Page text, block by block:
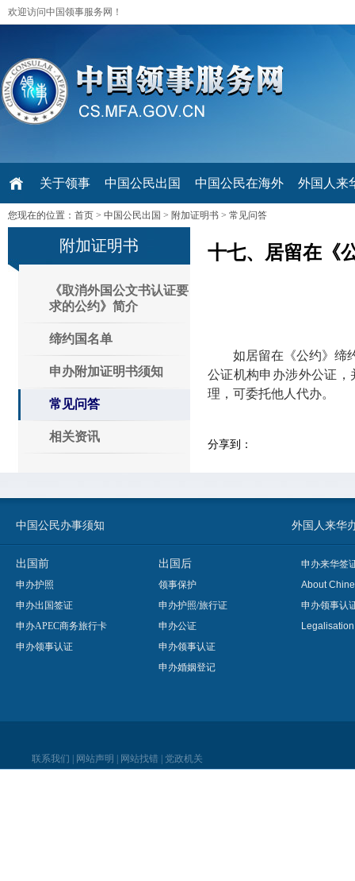
欢迎访问中国领事服务网！
关于领事 中国公民出国 中国公民在海外 外国人来
您现在的位置： 首页 > 中国公民出国 > 附加证明书 > 常见问答
附加证明书
《取消外国公文书认证要
求的公约》简介
缔约国名单
申办附加证明书须知
常见问答
相关资讯
十七、居留在《
如居留在《公约》缔
公证机构申办涉外公证
理，可委托他人代办。
分享到：
中国公民办事须知 外国人来华
出国前
申办护照
申办出国签证
申办APEC商务旅行卡
申办领事认证
出国后
领事保护
申办护照/旅行证
申办公证
申办领事认证
申办婚姻登记
申办来华签
About
申办领事认
联系我们 网站声明 网站找错 党政机关